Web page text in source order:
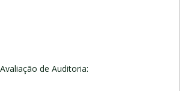
de Auditoria: